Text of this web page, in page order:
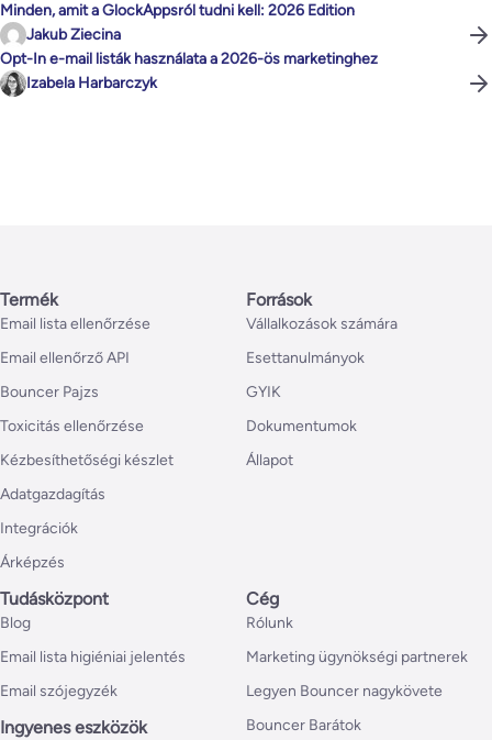
Minden, amit a GlockAppsról tudni kell: 2026 Edition
Jakub Ziecina
Opt-In e-mail listák használata a 2026-ös marketinghez
Izabela Harbarczyk
Termék
Email lista ellenőrzése
Email ellenőrző API
Bouncer Pajzs
Toxicitás ellenőrzése
Kézbesíthetőségi készlet
Adatgazdagítás
Integrációk
Árképzés
Források
Vállalkozások számára
Esettanulmányok
GYIK
Dokumentumok
Állapot
Tudásközpont
Blog
Email lista higiéniai jelentés
Email szójegyzék
Ingyenes eszközök
Cég
Rólunk
Marketing ügynökségi partnerek
Legyen Bouncer nagykövete
Bouncer Barátok